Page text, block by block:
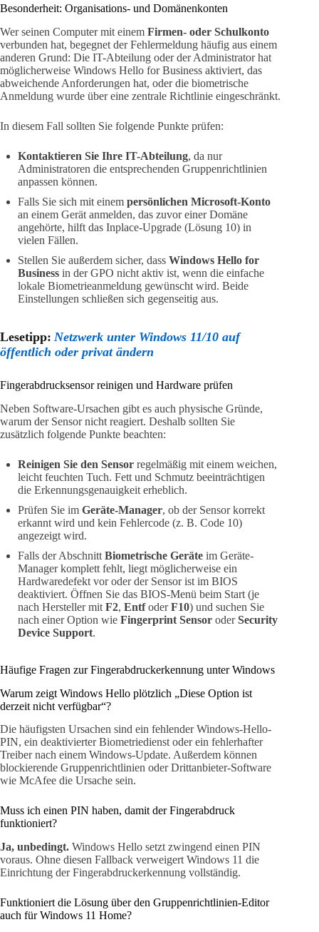
Besonderheit: Organisations- und Domänenkonten
Wer seinen Computer mit einem Firmen- oder Schulkonto
verbunden hat, begegnet der Fehlermeldung häufig aus einem
anderen Grund: Die IT-Abteilung oder der Administrator hat
möglicherweise Windows Hello for Business aktiviert, das
abweichende Anforderungen hat, oder die biometrische
Anmeldung wurde über eine zentrale Richtlinie eingeschränkt.
In diesem Fall sollten Sie folgende Punkte prüfen:
Kontaktieren Sie Ihre IT-Abteilung, da nur
Administratoren die entsprechenden Gruppenrichtlinien
anpassen können.
Falls Sie sich mit einem persönlichen Microsoft-Konto
an einem Gerät anmelden, das zuvor einer Domäne
angehörte, hilft das Inplace-Upgrade (Lösung 10) in
vielen Fällen.
Stellen Sie außerdem sicher, dass Windows Hello for
Business in der GPO nicht aktiv ist, wenn die einfache
lokale Biometrieanmeldung gewünscht wird. Beide
Einstellungen schließen sich gegenseitig aus.
Lesetipp: Netzwerk unter Windows 11/10 auf
öffentlich oder privat ändern
Fingerabdrucksensor reinigen und Hardware prüfen
Neben Software-Ursachen gibt es auch physische Gründe,
warum der Sensor nicht reagiert. Deshalb sollten Sie
zusätzlich folgende Punkte beachten:
Reinigen Sie den Sensor regelmäßig mit einem weichen,
leicht feuchten Tuch. Fett und Schmutz beeinträchtigen
die Erkennungsgenauigkeit erheblich.
Prüfen Sie im Geräte-Manager, ob der Sensor korrekt
erkannt wird und kein Fehlercode (z. B. Code 10)
angezeigt wird.
Falls der Abschnitt Biometrische Geräte im Geräte-
Manager komplett fehlt, liegt möglicherweise ein
Hardwaredefekt vor oder der Sensor ist im BIOS
deaktiviert. Öffnen Sie das BIOS-Menü beim Start (je
nach Hersteller mit F2, EntfoderF10) und suchen Sie
nach einer Option wie Fingerprint Sensor oderSecurity
Device Support.
Häufige Fragen zur Fingerabdruckerkennung unter Windows
Warum zeigt Windows Hello plötzlich „Diese Option ist
derzeit nicht verfügbar“?
Die häufigsten Ursachen sind ein fehlender Windows-Hello-
PIN, ein deaktivierter Biometriedienst oder ein fehlerhafter
Treiber nach einem Windows-Update. Außerdem können
blockierende Gruppenrichtlinien oder Drittanbieter-Software
wie McAfee die Ursache sein.
Muss ich einen PIN haben, damit der Fingerabdruck
funktioniert?
Ja, unbedingt. Windows Hello setzt zwingend einen PIN
voraus. Ohne diesen Fallback verweigert Windows 11 die
Einrichtung der Fingerabdruckerkennung vollständig.
Funktioniert die Lösung über den Gruppenrichtlinien-Editor
auch für Windows 11 Home?